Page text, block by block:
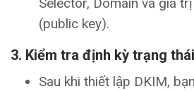
(public key).
3. Kiểm tra định kỳ trạng
Sau khi thiết lập DKIM,